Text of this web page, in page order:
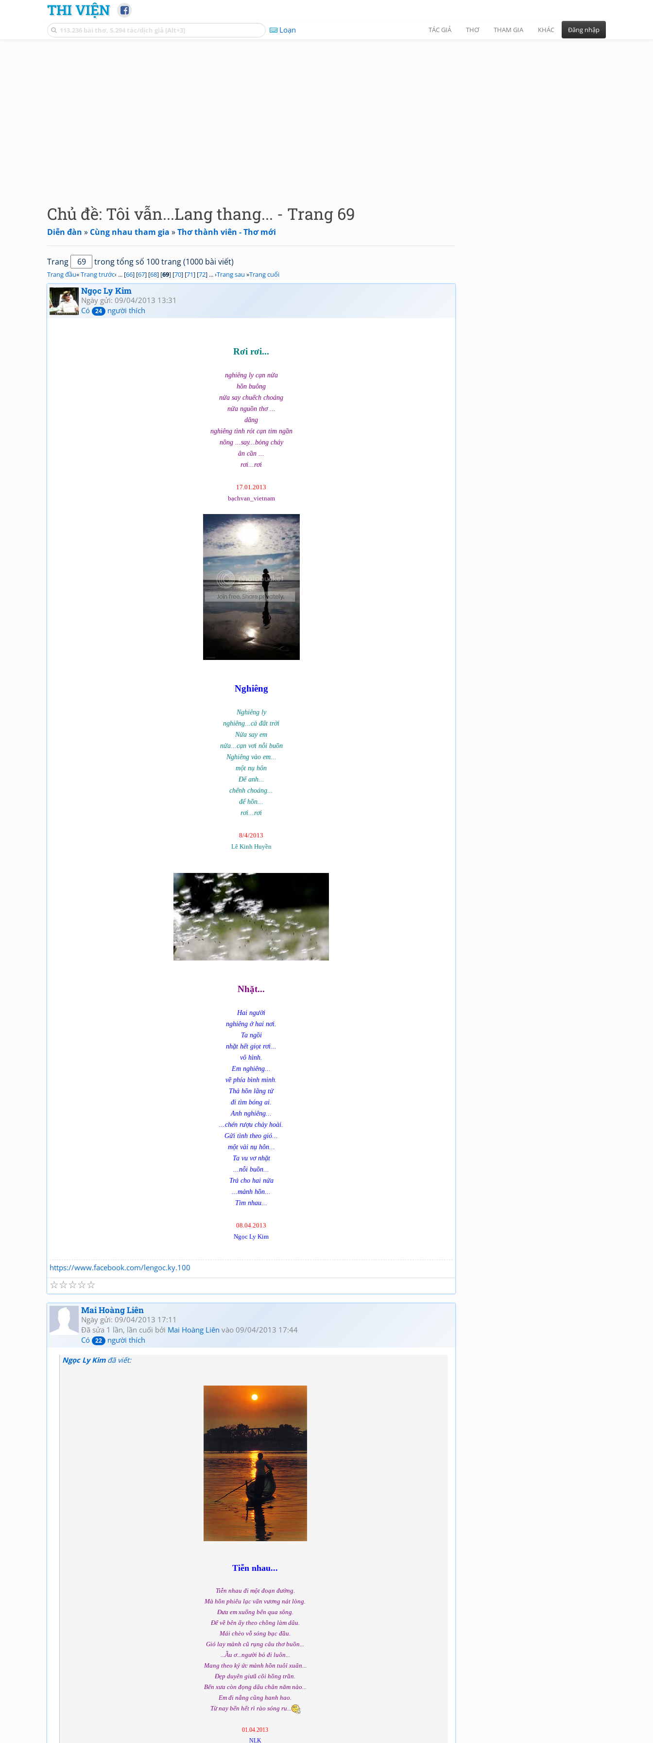
THI VIỆN
Loạn TÁC GIẢ THƠ THAM GIA KHÁC Đăng nhập
Chủ đề: Tôi vẫn...Lang thang... - Trang 69
Diễn đàn » Cùng nhau tham gia »Thơ thành viên - Thơ mới
Trang trong tổng số 100 trang (1000 bài viết)
Trang đầu«Trang trước‹ ... [66] [67] [68] [69] [70] [71] [72] ... ›Trang sau »Trang cuối
Ngọc Ly Kim
Ngày gửi: 09/04/2013 13:31
Có
24 người thích
Rơi rơi...
nghiêng ly cạn nửa
hồn buông
nửa say chuếch choáng
nửa nguồn thơ ...
dâng
nghiêng tình rót cạn tim ngần
nồng ...say...bỏng cháy
ân cần ...
rơi...rơi
17.01.2013
bạchvan_vietnam
Nghiêng
Nghiêng ly
nghiêng...cả đất trời
Nửa say em
nửa...cạn vơi nỗi buồn
Nghiêng vào em...
một nụ hôn
Để anh...
chếnh choáng...
để hồn...
rơi...rơi
8/4/2013
Lê Kinh Huyền
Nhặt...
Hai người
nghiêng ở hai nơi.
Ta ngồi
nhặt hết giọt rơi...
vô hình.
Em nghiêng...
về phía bình minh.
Thả hồn lãng tử
đi tìm bóng ai.
Anh nghiêng...
...chén rượu chảy hoài.
Gửi tình theo gió...
một vài nụ hôn...
Ta vu vơ nhặt
...nỗi buồn...
Trả cho hai nửa
...mảnh hồn...
Tìm nhau...
08.04.2013
Ngọc Ly Kim
https://www.facebook.com/lengoc.ky.100
☆
☆
☆
☆
☆
Mai Hoàng Liên
Ngày gửi: 09/04/2013 17:11
Đã sửa 1 lần, lần cuối bởi Mai Hoàng Liên vào 09/04/2013 17:44
Có
22 người thích
Ngọc Ly Kimđã viết:
Tiễn nhau...
Tiễn nhau đi một đoạn đường.
Mà hồn phiêu lạc vấn vương nát lòng.
Đưa em xuống bến qua sông.
Để về bên ấy theo chồng làm dâu.
Mái chèo vỗ sóng bạc đầu.
Gió lay mành cũ rụng câu thơ buồn...
...Ầu ơ...người bỏ đi luôn...
Mang theo ký ức mảnh hồn tuôỉ xuân...
Đẹp duyên giưã cõi hồng trần.
Bến xưa còn đọng dấu chân năm nào...
Em đi nắng cũng hanh hao.
Từ nay bến hết rì rào sóng ru...
01.04.2013
NLK